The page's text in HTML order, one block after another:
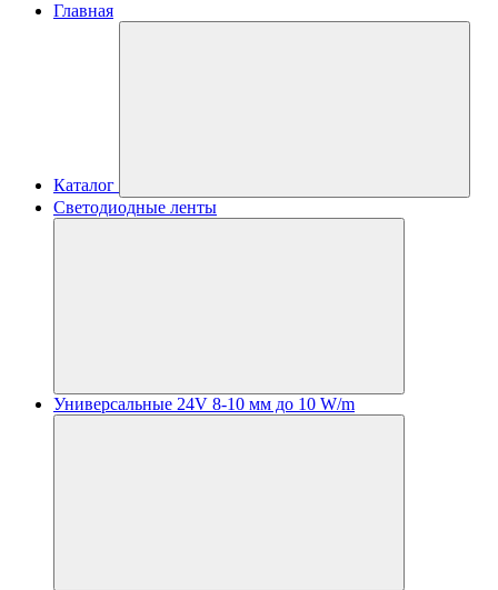
Главная
Каталог
Светодиодные ленты
Универсальные 24V 8-10 мм до 10 W/m